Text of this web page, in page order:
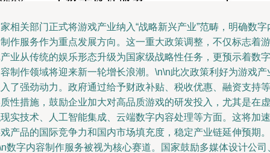
相关部门正式将游戏产业纳入“战略新兴产业”范畴，明确数字
作服务作为重点发展方向。这一重大政策调整，不仅标志着游
业从传统的娱乐形态升级为国家级战略性任务，更预示着数字
制作领域将迎来新一轮增长浪潮。\n\n此次政策利好为游戏产
了强劲动力。政府通过给予财政补贴、税收优惠、融资支持等
性措施，鼓励企业加大对高品质游戏的研发投入，尤其是在虚
实技术、人工智能集成、云端数字内容处理等方面。这将加速
产品的国际竞争力和国内市场填充度，稳定产业链延伸预期。
数字内容制作服务被视为核心赛道。国家鼓励多媒体设计公司